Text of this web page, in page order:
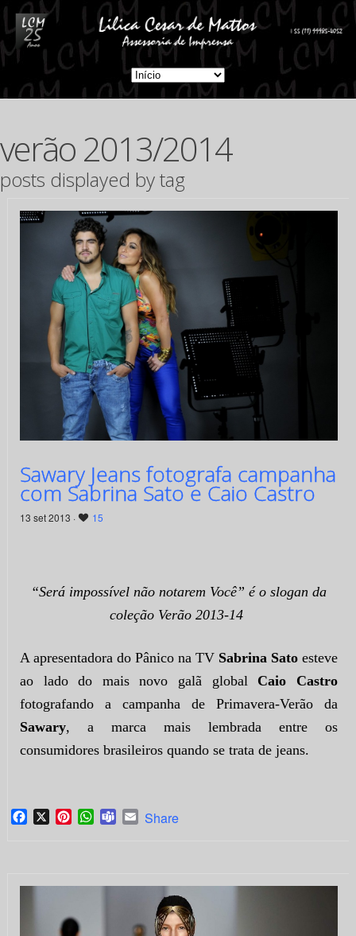
verão 2013/2014
posts displayed by tag
Sawary Jeans fotografa campanha
com Sabrina Sato e Caio Castro
13 set 2013 · 15
“Será impossível não notarem Você” é o slogan da
coleção Verão 2013-14
A apresentadora do Pânico na TV Sabrina Sato esteve
ao lado do mais novo galã global Caio Castro
fotografando a campanha de Primavera-Verão da
Sawary, a marca mais lembrada entre os
consumidores brasileiros quando se trata de jeans.
Facebook
X PinterestWhatsApp
TeamsEmail
Share